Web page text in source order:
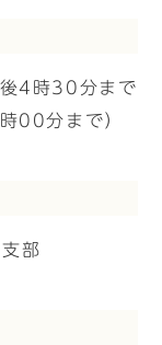
4時30分まで
00分まで）
部